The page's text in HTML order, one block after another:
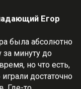
Егор
была абсолютно
за минуту до
но что есть,
достаточно